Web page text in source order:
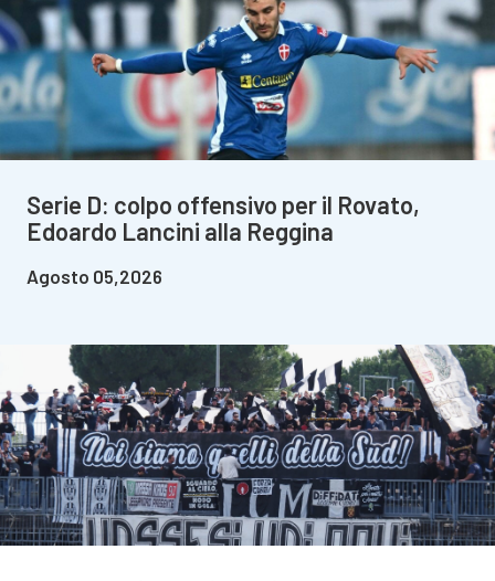
Serie D: colpo offensivo per il Rovato,
Edoardo Lancini alla Reggina
Agosto 05,2026